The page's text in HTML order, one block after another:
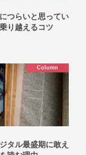
つらいと思ってい
り越えるコツ
Column
タル最盛期に敢え